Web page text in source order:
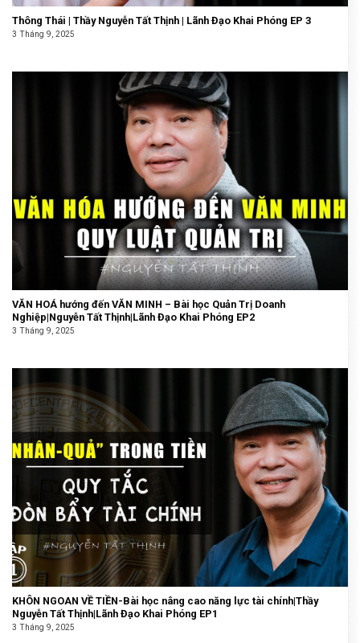
Thông Thái | Thầy Nguyễn Tất Thịnh | Lãnh Đạo Khai Phóng EP 3
3 Tháng 9, 2025
VĂN HOÁ hướng đến VĂN MINH – Bài học Quản Trị Doanh
Nghiệp|Nguyễn Tất Thịnh|Lãnh Đạo Khai Phóng EP2
3 Tháng 9, 2025
KHÔN NGOAN VỀ TIỀN-Bài học nâng cao năng lực tài chính|Thầy
Nguyễn Tất Thịnh|Lãnh Đạo Khai Phóng EP1
3 Tháng 9, 2025